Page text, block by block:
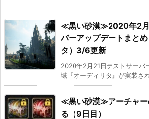
≪黒い砂漠≫2020年2月
バーアップデートまと
タ）3/6更新
2020年2月21日テストサーバ
域『オーディリタ』が実装さ
≪黒い砂漠≫アーチャー
る（9日目）